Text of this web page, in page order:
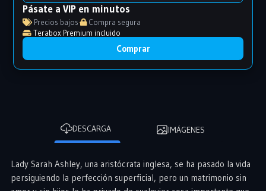
Pásate a VIP en minutos
Precios bajos·
Compra segura
Terabox Premium incluido
Comprar
DESCARGA IMÁGENES
Lady Sarah Ashley, una aristócrata inglesa, se ha pasado la vida
persiguiendo la perfección superficial, pero un matrimonio sin